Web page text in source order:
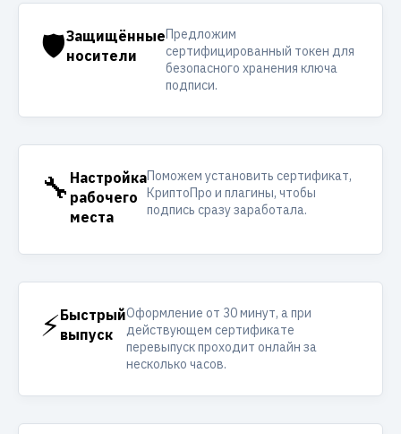
🛡️Защищённые
носители
Предложим
сертифицированный токен для
безопасного хранения ключа
подписи.
🔧 Настройка
рабочего
места
Поможем установить сертификат,
КриптоПро и плагины, чтобы
подпись сразу заработала.
⚡Быстрый
выпуск
Оформление от 30 минут, а при
действующем сертификате
перевыпуск проходит онлайн за
несколько часов.